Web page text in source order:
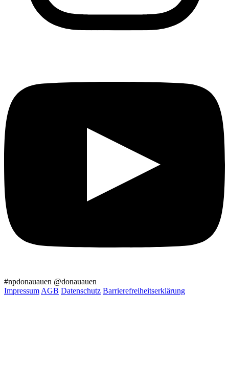
#npdonauauen @donauauen
Impressum AGB Datenschutz Barrierefreiheitserklärung